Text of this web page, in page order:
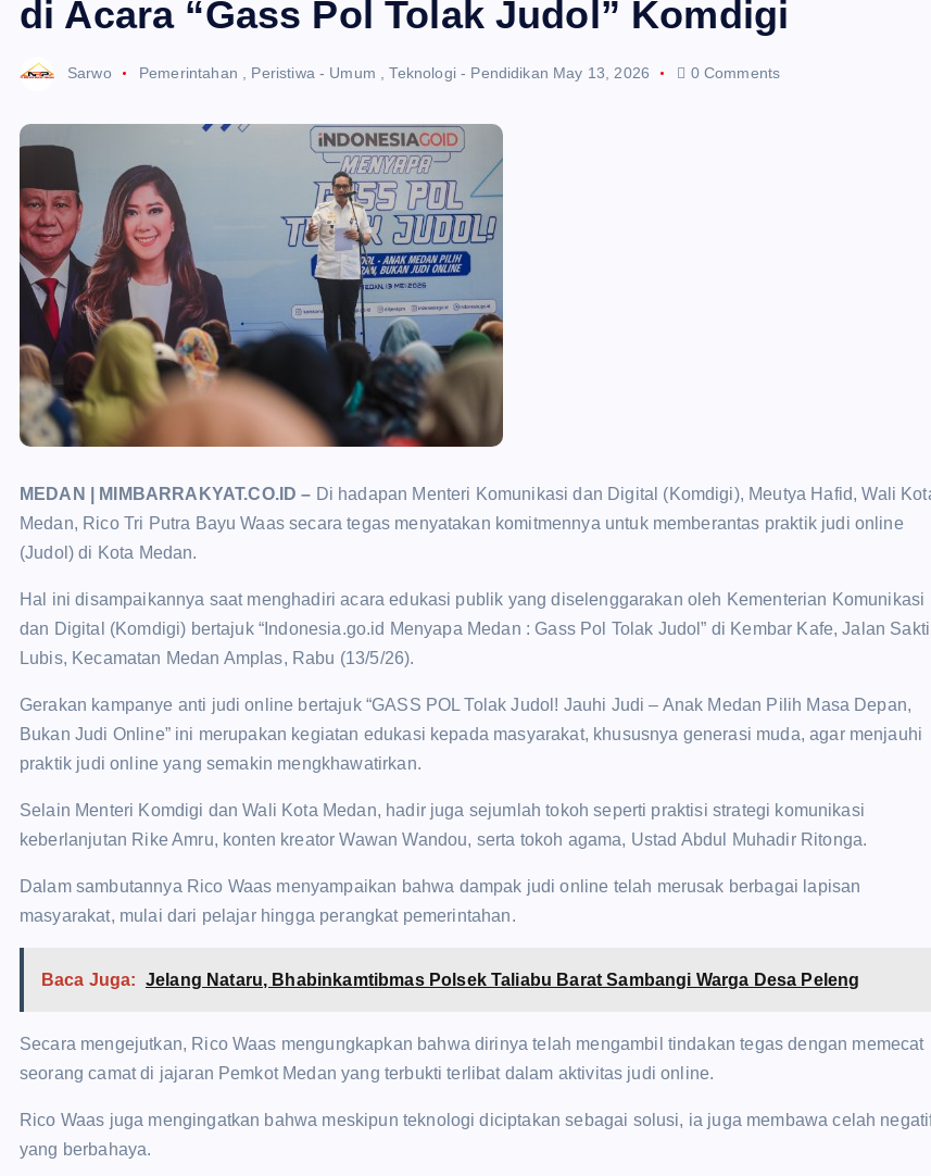
di Acara “Gass Pol Tolak Judol” Komdigi
Sarwo Pemerintahan Peristiwa - Umum ,Teknologi - Pendidikan May 13, 2026 0 Comments
MEDAN | MIMBARRAKYAT.CO.ID – Di hadapan Menteri Komunikasi dan Digital (Komdigi), Meutya Hafid, Wali
Medan, Rico Tri Putra Bayu Waas secara tegas menyatakan komitmennya untuk memberantas praktik judi online
(Judol) di Kota Medan.
Hal ini disampaikannya saat menghadiri acara edukasi publik yang diselenggarakan oleh Kementerian Komunikasi
dan Digital (Komdigi) bertajuk “Indonesia.go.id Menyapa Medan : Gass Pol Tolak Judol” di Kembar Kafe, Jalan Sakti
Lubis, Kecamatan Medan Amplas, Rabu (13/5/26).
Gerakan kampanye anti judi online bertajuk “GASS POL Tolak Judol! Jauhi Judi – Anak Medan Pilih Masa Depan,
Bukan Judi Online” ini merupakan kegiatan edukasi kepada masyarakat, khususnya generasi muda, agar menjauhi
praktik judi online yang semakin mengkhawatirkan.
Selain Menteri Komdigi dan Wali Kota Medan, hadir juga sejumlah tokoh seperti praktisi strategi komunikasi
keberlanjutan Rike Amru, konten kreator Wawan Wandou, serta tokoh agama, Ustad Abdul Muhadir Ritonga.
Dalam sambutannya Rico Waas menyampaikan bahwa dampak judi online telah merusak berbagai lapisan
masyarakat, mulai dari pelajar hingga perangkat pemerintahan.
Baca Juga: Jelang Nataru, Bhabinkamtibmas Polsek Taliabu Barat Sambangi Warga Desa Peleng
Secara mengejutkan, Rico Waas mengungkapkan bahwa dirinya telah mengambil tindakan tegas dengan memecat
seorang camat di jajaran Pemkot Medan yang terbukti terlibat dalam aktivitas judi online.
Rico Waas juga mengingatkan bahwa meskipun teknologi diciptakan sebagai solusi, ia juga membawa celah
yang berbahaya.